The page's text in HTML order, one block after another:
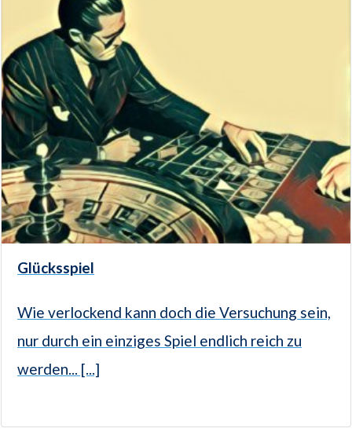
Glücksspiel
Wie verlockend kann doch die Versuchung sein,
nur durch ein einziges Spiel endlich reich zu
werden... [...]